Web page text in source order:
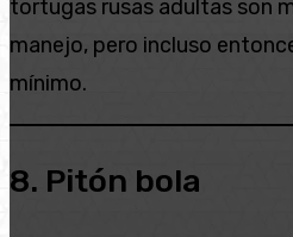
tortugas rusas adultas son
manejo, pero incluso
mínimo.
8. Pitón bola